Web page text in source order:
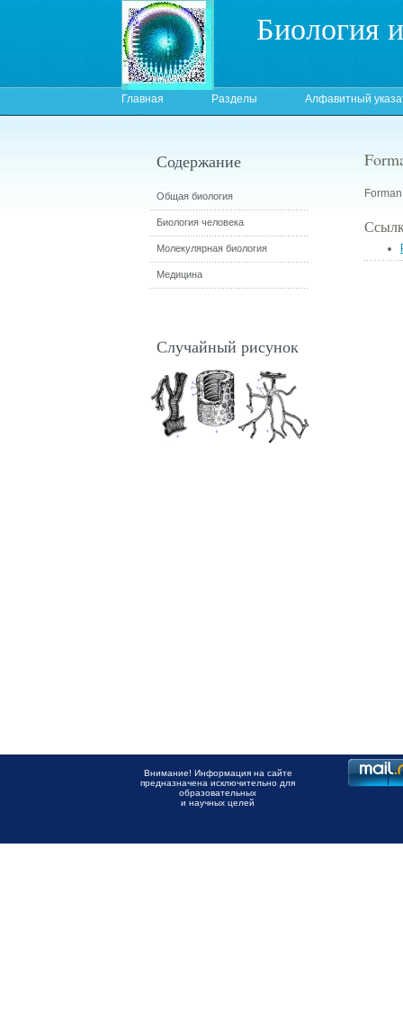
Биология
Главная Разделы Алфавитный
Содержание
Общая биология
Биология человека
Молекулярная биология
Медицина
Случайный рисунок
Внимание! Информация на сайте
предназначена исключительно для
образовательных
и научных целей